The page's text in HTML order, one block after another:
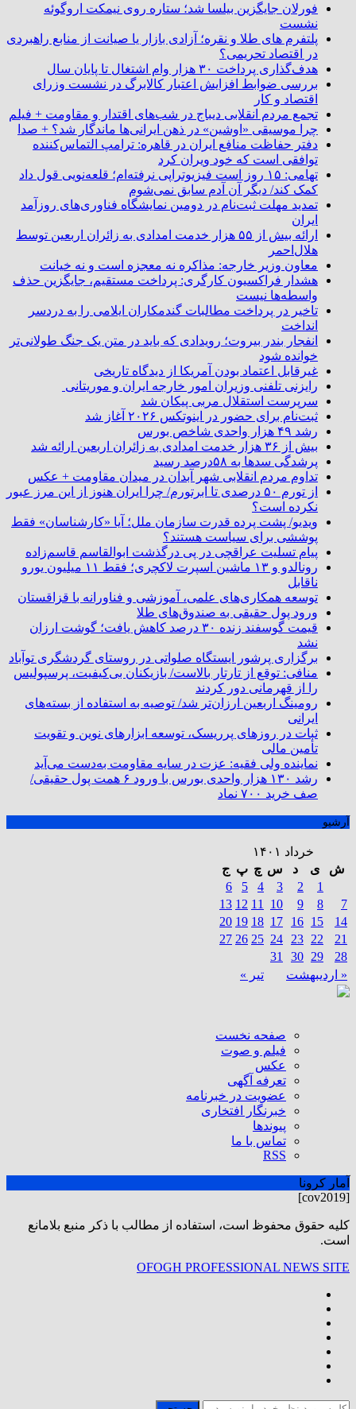
فورلان جایگزین بیلسا شد؛ ستاره روی نیمکت اروگوئه
نشست
پلتفرم ‌های طلا و نقره؛ آزادی بازار یا صیانت از منابع راهبردی
در اقتصاد تحریمی؟
هدف‌گذاری پرداخت ۳۰ هزار وام اشتغال تا پایان سال
بررسی ضوابط افزایش اعتبار کالابرگ در نشست وزرای
اقتصاد و کار
تجمع مردم انقلابی دیباج در شب‌های اقتدار و مقاومت + فیلم
چرا موسیقی «اوشین» در ذهن ایرانی‌ها ماندگار شد؟ + صدا
دفتر حفاظت منافع ایران در قاهره: ترامپ التماس‌کننده
توافقی است که خود ویران کرد
تهامی: ۱۵ روز است فیزیوتراپی نرفته‌ام؛ قلعه‌نویی قول داد
کمک کند/ دیگر آن آدم سابق نمی‌شوم
تمدید مهلت ثبت‌نام در دومین نمایشگاه فناوری‌های روزآمد
ایران
ارائه بیش از ۵۵ هزار خدمت امدادی به زائران اربعین توسط
هلال‌احمر
معاون وزیر خارجه: مذاکره نه معجزه است و نه خیانت
هشدار فراکسیون کارگری: پرداخت مستقیم، جایگزین حذف
واسطه‌ها نیست
تاخیر در پرداخت مطالبات گندمکاران ایلامی را به دردسر
انداخت
انفجار بندر بیروت؛ رویدادی که باید در متن یک جنگ طولانی‌تر
خوانده شود
غیرقابل اعتماد بودن آمریکا از دیدگاه تاریخی
رایزنی تلفنی وزیران امور خارجه ایران و موریتانی
سرپرست استقلال مربی پیکان شد
ثبت‌نام برای حضور در اینوتکس ۲۰۲۶ آغاز شد
رشد ۴۹ هزار واحدی شاخص بورس
بیش از ۳۶ هزار خدمت امدادی به زائران اربعین ارائه شد
پرشدگی سدها به ۵۸درصد رسید
تداوم مردم انقلابی شهر آبدان در میدان مقاومت + عکس
از تورم ۵۰ درصدی تا ابرتورم/ چرا ایران هنوز از این مرز عبور
نکرده است؟
ویدیو/ پشت پرده قدرت سازمان ملل؛ آیا «کارشناسان» فقط
پوششی برای سیاست هستند؟
پیام تسلیت عراقچی در پی درگذشت ابوالقاسم قاسم‌زاده
رونالدو و ۱۳ ماشین اسپرت لاکچری؛ فقط ۱۱ میلیون یورو
ناقابل
توسعه همکاری‌های علمی، آموزشی و فناورانه با قزاقستان
ورود پول حقیقی به صندوق‌های طلا
قیمت گوسفند زنده ۳۰ درصد کاهش یافت؛ گوشت ارزان
نشد
برگزاری پرشور ایستگاه صلواتی در روستای گردشگری توآباد
منافی: توقع از تارتار بالاست/ بازیکنان بی‌کیفیت، پرسپولیس
را از قهرمانی دور کردند
رومینگ اربعین ارزان‌تر شد/ توصیه به استفاده از بسته‌های
ایرانی
ثبات در روزهای پرریسک، توسعه ابزارهای نوین و تقویت
تأمین مالی
نماینده ولی فقیه: عزت در سایه مقاومت به‌دست می‌آید
رشد ۱۳۰ هزار واحدی بورس با ورود ۶ همت پول حقیقی/
صف خرید ۷۰۰ نماد
آرشیو
خرداد ۱۴۰۱
ش
ی د س چ پ ج
« اردیبهشت تیر »
1
2
3
4
5
6
7
8
9
10
11
12
13
14
15
16
17
18
19
20
21
22
23
24
25
26
27
28
29
30
31
صفحه نخست
فیلم و صوت
عکس
تعرفه آگهی
عضویت در خبرنامه
خبرنگار افتخاری
پیوندها
تماس با ما
RSS
آمار کرونا
[cov2019]
كليه حقوق محفوظ است، استفاده از مطالب با ذكر منبع بلامانع
است.
OFOGH PROFESSIONAL NEWS SITE